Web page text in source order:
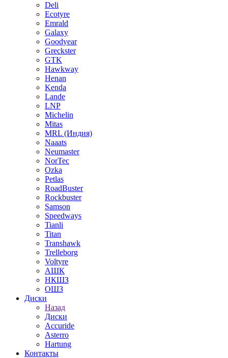
Deli
Ecotyre
Emrald
Galaxy
Goodyear
Greckster
GTK
Hawkway
Henan
Kenda
Lande
LNP
Michelin
Mitas
MRL (Индия)
Naaats
Neumaster
NorTec
Ozka
Petlas
RoadBuster
Rockbuster
Samson
Speedways
Tianli
Titan
Transhawk
Trelleborg
Voltyre
АШК
НКШЗ
ОШЗ
Диски
Назад
Диски
Accuride
Asterro
Hartung
Контакты